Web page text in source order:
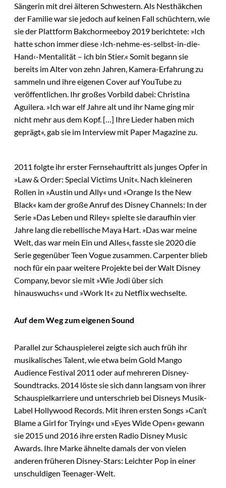
Sängerin mit drei älteren Schwestern. Als Nesthäkchen
der Familie war sie jedoch auf keinen Fall schüchtern, wie
sie der Plattform Bakchormeeboy 2019 berichtete: »Ich
hatte schon immer diese ›Ich-nehme-es-selbst-in-die-
Hand‹-Mentalität – ich bin Stier.« Somit begann sie
bereits im Alter von zehn Jahren, Kamera-Erfahrung zu
sammeln und ihre eigenen Cover auf YouTube zu
veröffentlichen. Ihr großes Vorbild dabei: Christina
Aguilera. »Ich war elf Jahre alt und ihr Name ging mir
nicht mehr aus dem Kopf. […] Ihre Lieder haben mich
geprägt«, gab sie im Interview mit Paper Magazine zu.
2011 folgte ihr erster Fernsehauftritt als junges Opfer in
»Law & Order: Special Victims Unit«. Nach kleineren
Rollen in »Austin und Ally« und »Orange Is the New
Black« kam der große Anruf des Disney Channels: In der
Serie »Das Leben und Riley« spielte sie daraufhin vier
Jahre lang die rebellische Maya Hart. »Das war meine
Welt, das war mein Ein und Alles«, fasste sie 2020 die
Serie gegenüber Teen Vogue zusammen. Carpenter blieb
noch für ein paar weitere Projekte bei der Walt Disney
Company, bevor sie mit »Wie Jodi über sich
hinauswuchs« und »Work It« zu Netflix wechselte.
Auf dem Weg zum eigenen Sound
Parallel zur Schauspielerei zeigte sich auch früh ihr
musikalisches Talent, wie etwa beim Gold Mango
Audience Festival 2011 oder auf mehreren Disney-
Soundtracks. 2014 löste sie sich dann langsam von ihrer
Schauspielkarriere und unterschrieb bei Disneys Musik-
Label Hollywood Records. Mit ihren ersten Songs »Can’t
Blame a Girl for Trying« und »Eyes Wide Open« gewann
sie 2015 und 2016 ihre ersten Radio Disney Music
Awards. Ihre Marke ähnelte damals der von vielen
anderen früheren Disney-Stars: Leichter Pop in einer
unschuldigen Teenager-Welt.